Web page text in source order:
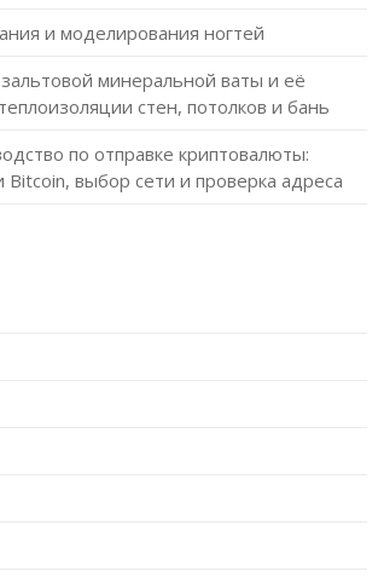
и моделирования ногтей
минеральной ваты и её
стен, потолков и бань
по отправке криптовалюты:
выбор сети и проверка адреса